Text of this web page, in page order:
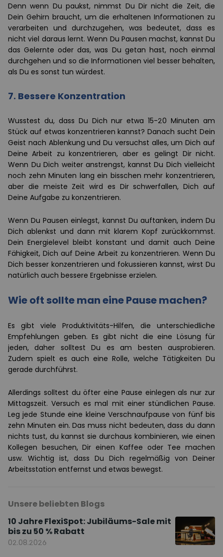
Denn wenn Du paukst, nimmst Du Dir nicht die Zeit, die
Dein Gehirn braucht, um die erhaltenen Informationen zu
verarbeiten und durchzugehen, was bedeutet, dass es
nicht viel daraus lernt. Wenn Du Pausen machst, kannst Du
das Gelernte oder das, was Du getan hast, noch einmal
durchgehen und so die Informationen viel besser behalten,
als Du es sonst tun würdest.
7. Bessere Konzentration
Wusstest du, dass Du Dich nur etwa 15-20 Minuten am
Stück auf etwas konzentrieren kannst? Danach sucht Dein
Geist nach Ablenkung und Du versuchst alles, um Dich auf
Deine Arbeit zu konzentrieren, aber es gelingt Dir nicht.
Wenn Du Dich weiter anstrengst, kannst Du Dich vielleicht
noch zehn Minuten lang ein bisschen mehr konzentrieren,
aber die meiste Zeit wird es Dir schwerfallen, Dich auf
Deine Aufgabe zu konzentrieren.
Wenn Du Pausen einlegst, kannst Du auftanken, indem Du
Dich ablenkst und dann mit klarem Kopf zurückkommst.
Dein Energielevel bleibt konstant und damit auch Deine
Fähigkeit, Dich auf Deine Arbeit zu konzentrieren. Wenn Du
Dich besser konzentrieren und fokussieren kannst, wirst Du
natürlich auch bessere Ergebnisse erzielen.
Wie oft sollte man eine Pause machen?
Es gibt viele Produktivitäts-Hilfen, die unterschiedliche
Empfehlungen geben. Es gibt nicht die eine Lösung für
jeden, daher solltest Du es am besten ausprobieren.
Zudem spielt es auch eine Rolle, welche Tätigkeiten Du
gerade durchführst.
Allerdings solltest du öfter eine Pause einlegen als nur zur
Mittagszeit. Versuch es mal mit einer stündlichen Pause.
Leg jede Stunde eine kleine Verschnaufpause von fünf bis
zehn Minuten ein. Das muss nicht bedeuten, dass du dann
nichts tust, du kannst sie durchaus kombinieren, wie einen
Kollegen besuchen, Dir einen Kaffee oder Tee machen
usw. Wichtig ist, dass Du Dich regelmäßig von Deiner
Arbeitsstation entfernst und etwas bewegst.
Unsere beliebten Blogs
10 Jahre FlexiSpot: Jubiläums-Sale mit
bis zu 50 % Rabatt
02.08.2026